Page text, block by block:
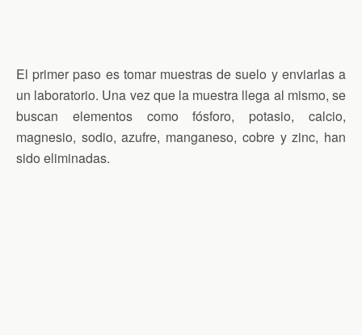
El primer paso es tomar muestras de suelo y enviarlas a
un laboratorio. Una vez que la muestra llega al mismo, se
buscan elementos como fósforo, potasio, calcio,
magnesio, sodio, azufre, manganeso, cobre y zinc, han
sido eliminadas.